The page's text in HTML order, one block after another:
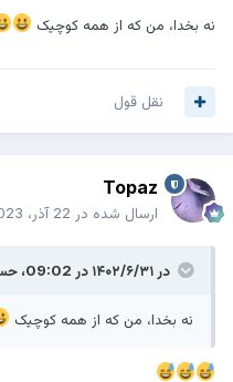
نه بخدا، من که از همه کوچیک
نقل قول
Topaz
ارسال شده در 22 آذر، 2023
در ۱۴۰۲/۶/۳۱ در 09:02،
نه بخدا، من که از همه کوچیک